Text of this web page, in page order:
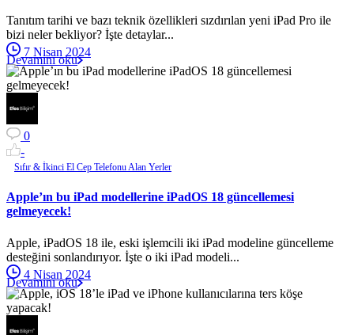
Tanıtım tarihi ve bazı teknik özellikleri sızdırılan yeni iPad Pro ile
bizi neler bekliyor? İşte detaylar...
7 Nisan 2024
Devamını oku
0
-
Sıfır & İkinci El Cep Telefonu Alan Yerler
Apple’ın bu iPad modellerine iPadOS 18 güncellemesi
gelmeyecek!
Apple, iPadOS 18 ile, eski işlemcili iki iPad modeline güncelleme
desteğini sonlandırıyor. İşte o iki iPad modeli...
4 Nisan 2024
Devamını oku